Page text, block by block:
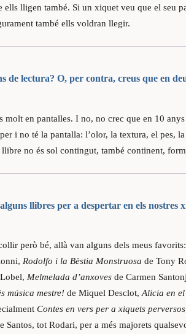
lligen també. Si un xiquet veu que el seu
també ells voldran llegir.
de lectura? O, per contra, creus que en
en pantalles. I no, no crec que en 10 anys
i no té la pantalla: l’olor, la textura, el pes,
no és sol contingut, també continent,
llibres per a despertar en els nostres
però bé, allà van alguns dels meus favorits:
Rodolfo i la Bèstia Monstruosa de Tony
Melmelada d’anxoves de Carmen
música mestre! de Miquel Desclot, Alicia en
Contes en vers per a xiquets perversos
Santos, tot Rodari, per a més majorets